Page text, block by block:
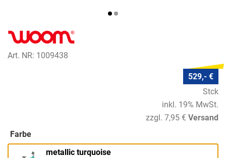
Art. NR: 1009438
529,- €
Stck
inkl. 19% MwSt.
zzgl. 7,95 € Versand
Farbe
metallic turquoise